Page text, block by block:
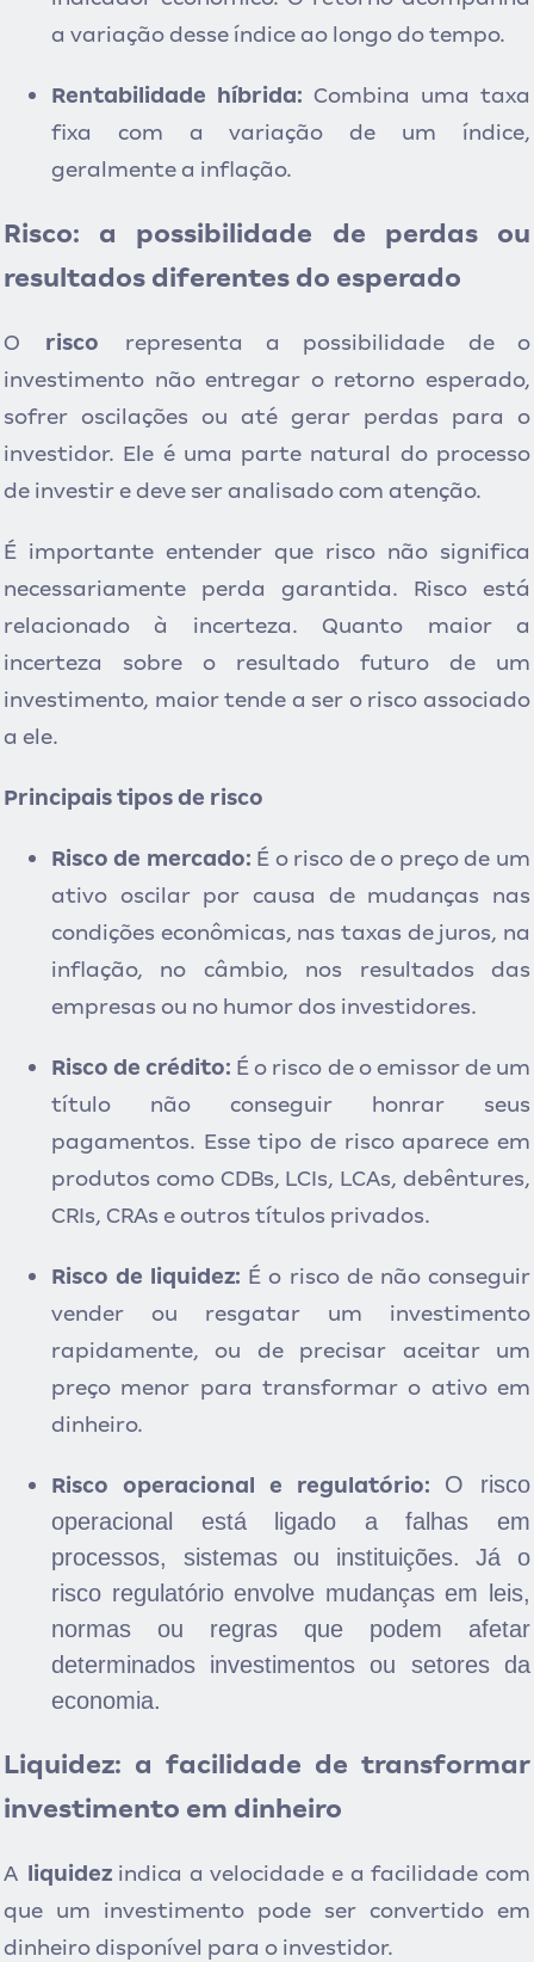
a variação desse índice ao longo do tempo.
Rentabilidade híbrida: Combina uma taxa
fixa com a variação de um índice,
geralmente a inflação.
Risco: a possibilidade de perdas ou
resultados diferentes do esperado
O risco
representa a possibilidade de o
investimento não entregar o retorno esperado,
sofrer oscilações ou até gerar perdas para o
investidor. Ele é uma parte natural do processo
de investir e deve ser analisado com atenção.
É importante entender que risco não significa
necessariamente perda garantida. Risco está
relacionado à incerteza. Quanto maior a
incerteza sobre o resultado futuro de um
investimento, maior tende a ser o risco associado
a ele.
Principais tipos de risco
Risco de mercado: É o risco de o preço de um
ativo oscilar por causa de mudanças nas
condições econômicas, nas taxas de juros, na
inflação, no câmbio, nos resultados das
empresas ou no humor dos investidores.
Risco de crédito: É o risco de o emissorde um
título não conseguir honrar seus
pagamentos. Esse tipo de risco aparece em
produtos como CDBs, LCIs, LCAs, debêntures,
CRIs, CRAs e outros títulos privados.
Risco de liquidez: É o risco de não conseguir
vender ou resgatar um investimento
rapidamente, ou de precisar aceitar um
preço menor para transformar o ativo em
dinheiro.
Risco operacional e regulatório: O risco
operacional está ligado a falhas em
processos, sistemas ou instituições. Já o
risco regulatório envolve mudanças em leis,
normas ou regras que podem afetar
determinados investimentos ou setores da
economia.
Liquidez: a facilidade de transformar
investimento em dinheiro
A liquidezindica a velocidade e a facilidade com
que um investimento pode ser convertido em
dinheiro disponível para o investidor.